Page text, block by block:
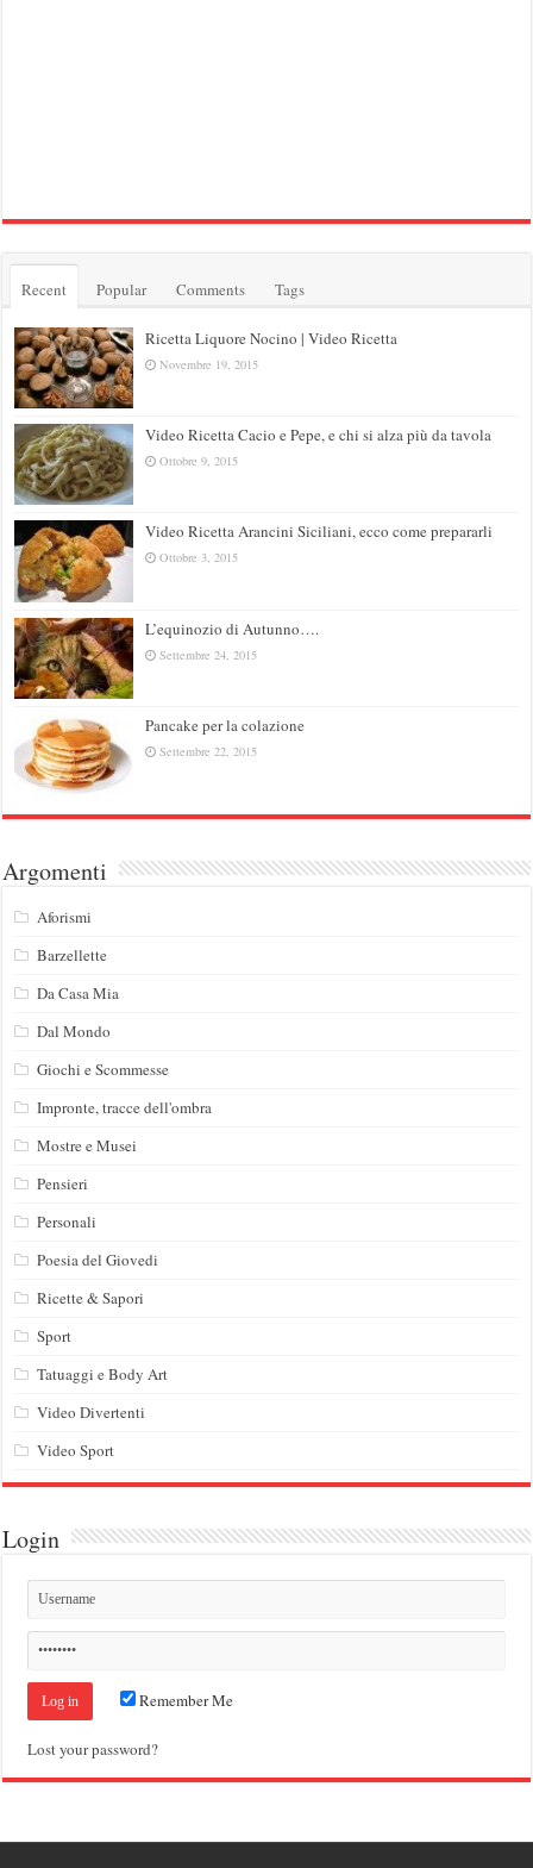
Recent Popular Comments Tags
Ricetta Liquore Nocino | Video Ricetta
Novembre 19, 2015
Video Ricetta Cacio e Pepe, e chi si alza più da tavola
Ottobre 9, 2015
Video Ricetta Arancini Siciliani, ecco come prepararli
Ottobre 3, 2015
L’equinozio di Autunno….
Settembre 24, 2015
Pancake per la colazione
Settembre 22, 2015
Argomenti
Aforismi
Barzellette
Da Casa Mia
Dal Mondo
Giochi e Scommesse
Impronte, tracce dell'ombra
Mostre e Musei
Pensieri
Personali
Poesia del Giovedi
Ricette & Sapori
Sport
Tatuaggi e Body Art
Video Divertenti
Video Sport
Login
Remember Me
Lost your password?